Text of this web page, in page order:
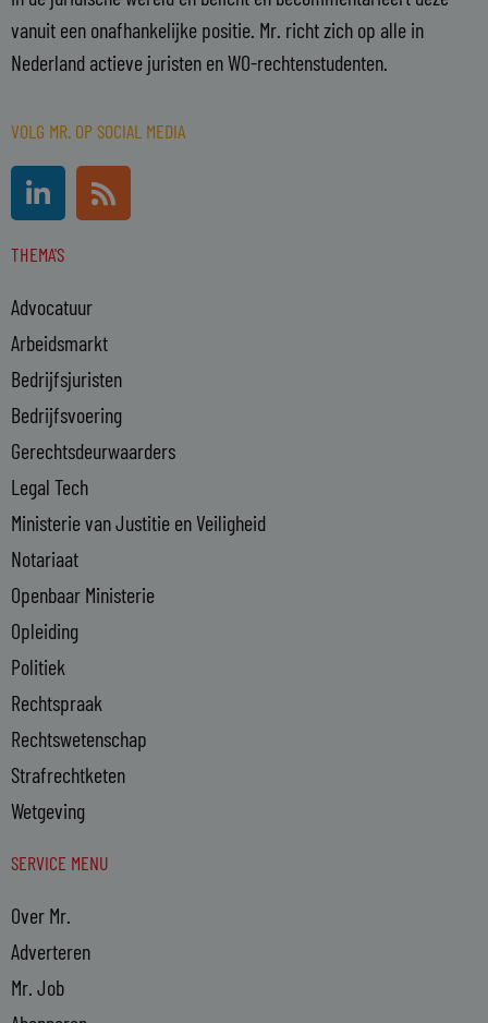
vanuit een onafhankelijke positie. Mr. richt zich op alle in
Nederland actieve juristen en WO-rechtenstudenten.
VOLG MR. OP SOCIAL MEDIA
L
i
n
k
d
i
n
-
i
n
R
s
s
THEMA'S
Advocatuur
Arbeidsmarkt
Bedrijfsjuristen
Bedrijfsvoering
Gerechtsdeurwaarders
Legal Tech
Ministerie van Justitie en Veiligheid
Notariaat
Openbaar Ministerie
Opleiding
Politiek
Rechtspraak
Rechtswetenschap
Strafrechtketen
Wetgeving
SERVICE MENU
Over Mr.
Adverteren
Mr. Job